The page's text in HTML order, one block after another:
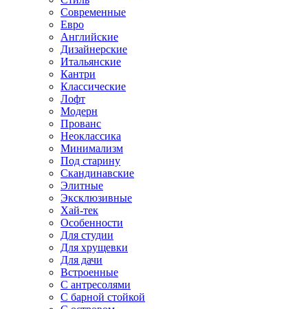
Современные
Евро
Английские
Дизайнерские
Итальянские
Кантри
Классические
Лофт
Модерн
Прованс
Неоклассика
Минимализм
Под старину
Скандинавские
Элитные
Эксклюзивные
Хай-тек
Особенности
Для студии
Для хрущевки
Для дачи
Встроенные
С антресолями
С барной стойкой